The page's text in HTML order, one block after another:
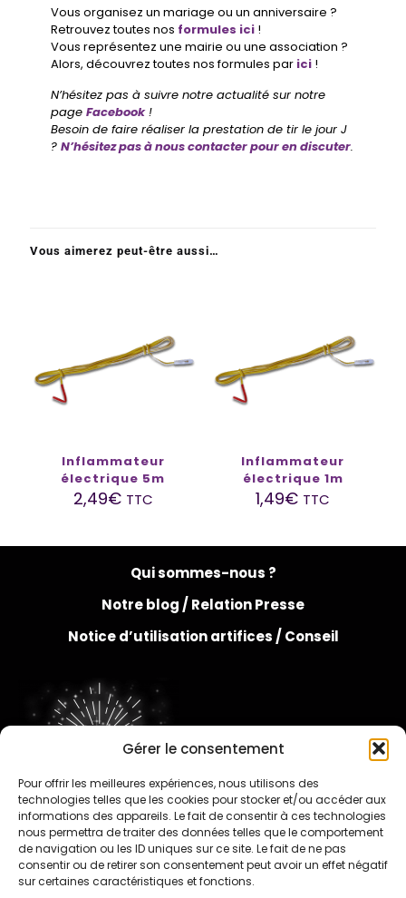
Gérer le consentement
Pour offrir les meilleures expériences, nous utilisons des
technologies telles que les cookies pour stocker et/ou accéder aux
informations des appareils. Le fait de consentir à ces technologies
nous permettra de traiter des données telles que le comportement
de navigation ou les ID uniques sur ce site. Le fait de ne pas
consentir ou de retirer son consentement peut avoir un effet négatif
sur certaines caractéristiques et fonctions.
Vous organisez un mariage ou un anniversaire ?
Retrouvez toutes nos formules ici !
Vous représentez une mairie ou une association ?
Alors, découvrez toutes nos formules par ici !
N’hésitez pas à suivre notre actualité sur notre
pageFacebook!
Besoin de faire réaliser la prestation de tir le jour J
?N’hésitez pas à nous contacter pour en discuter.
Vous aimerez peut-être aussi…
Inflammateur
électrique 5m
2,49€ TTC
Inflammateur
électrique 1m
1,49€ TTC
Qui sommes-nous ?
Notre blog / Relation Presse
Notice d’utilisation artifices / Conseil
FAQ